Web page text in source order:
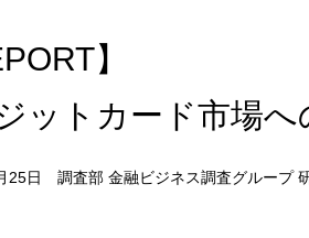
】
ットカード市場
25日 調査部 金融ビジネス調査グループ